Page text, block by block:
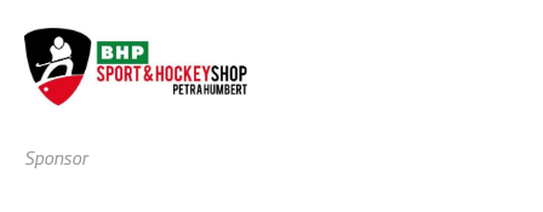
Sponsor